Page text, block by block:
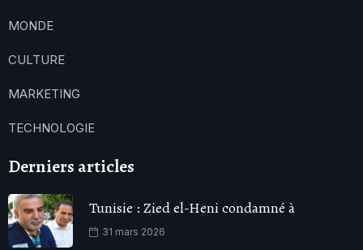
MONDE
CULTURE
MARKETING
TECHNOLOGIE
Derniers articles
Tunisie : Zied el-Heni condamné à
31 mars 2026